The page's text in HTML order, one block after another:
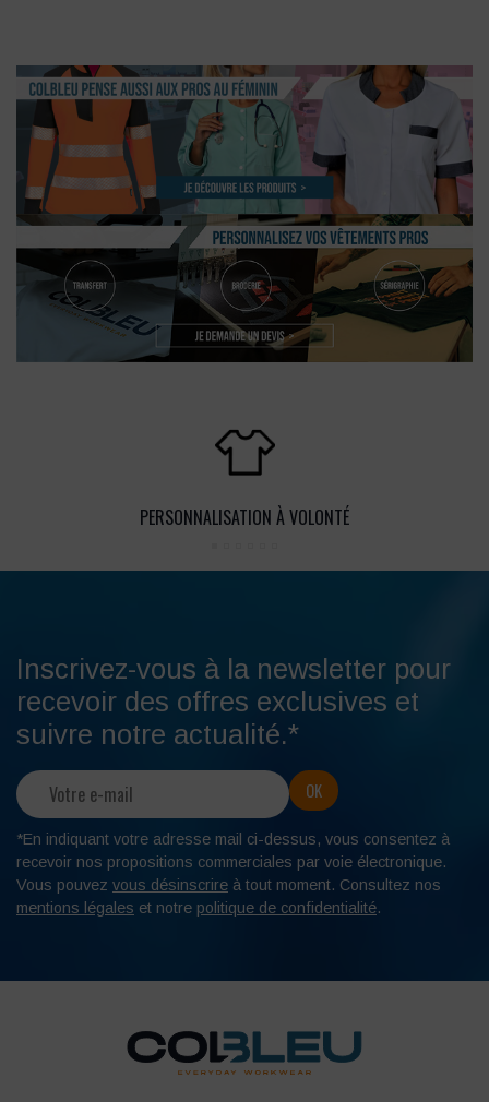
PERSONNALISATION À VOLONTÉ
Inscrivez-vous à la newsletter pour
recevoir des offres exclusives et
suivre notre actualité.*
*En indiquant votre adresse mail ci-dessus, vous consentez à
recevoir nos propositions commerciales par voie électronique.
Vous pouvez vous désinscrire à tout moment. Consultez nos
mentions légales et notre politique de confidentialité.